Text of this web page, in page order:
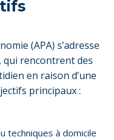
(APA) s’adresse
qui rencontrent des
en raison d’une
principaux :
techniques à domicile